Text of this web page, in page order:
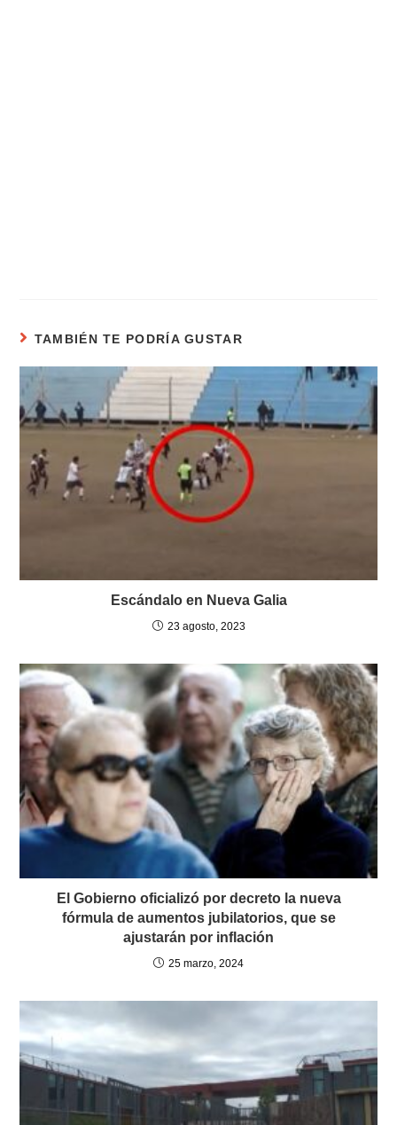
TAMBIÉN TE PODRÍA GUSTAR
Escándalo en Nueva Galia
23 agosto, 2023
El Gobierno oficializó por decreto la nueva
fórmula de aumentos jubilatorios, que se
ajustarán por inflación
25 marzo, 2024